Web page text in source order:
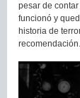
pesar de
funcionó y
historia de
recomendación.